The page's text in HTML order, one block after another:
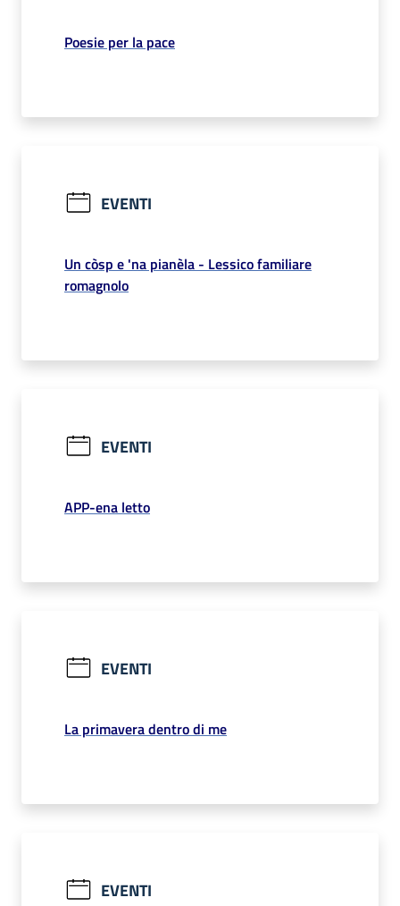
Poesie per la pace
EVENTI
Un còsp e 'na pianèla - Lessico familiare
romagnolo
EVENTI
APP-ena letto
EVENTI
La primavera dentro di me
EVENTI